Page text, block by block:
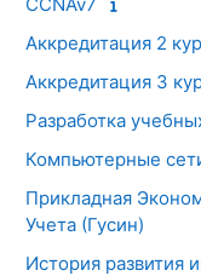
Аккредитация 2
Аккредитация 3
Разработка
Компьютерные
Прикладная
Учета (Гусин)
История развития